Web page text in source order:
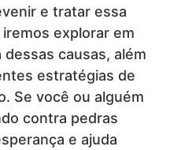
e tratar essa
explorar em
causas, além
estratégias de
Se você ou alguém
contra pedras
e ajuda